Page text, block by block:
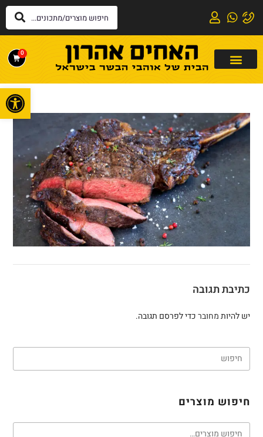
0
כתיבת תגובה
יש להיותמחוברכדי לפרסם תגובה.
חיפוש מוצרים